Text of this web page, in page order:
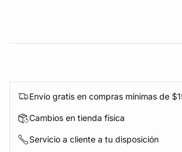
Envío gratis en compras mínimas de
Cambios en tienda física
Servicio a cliente a tu disposición